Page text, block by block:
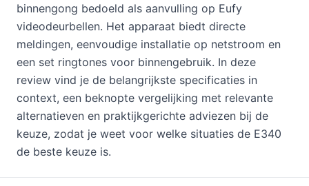
binnengong bedoeld als aanvulling op Eufy
videodeurbellen. Het apparaat biedt directe
meldingen, eenvoudige installatie op netstroom en
een set ringtones voor binnengebruik. In deze
review vind je de belangrijkste specificaties in
context, een beknopte vergelijking met relevante
alternatieven en praktijkgerichte adviezen bij de
keuze, zodat je weet voor welke situaties de E340
de beste keuze is.